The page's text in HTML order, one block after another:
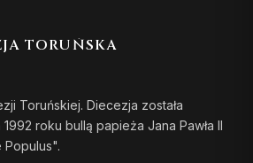
TORUŃSKA
Toruńskiej. Diecezja została
roku bullą papieża Jana Pawła II
Populus".